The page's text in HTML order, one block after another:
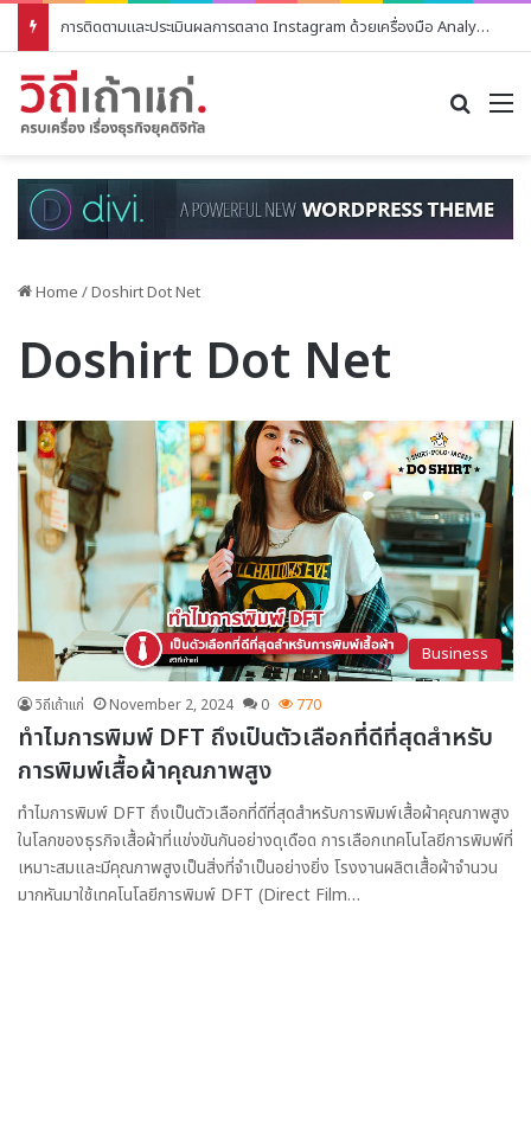
วิธีการวางแผนเนื้อหา Instagram เพื่อให้สอดคล้องกับกลุ่มเป้าหมาย
Home /Doshirt Dot Net
Doshirt Dot Net
Business
วิถีเถ้าแก่ November 2, 2024 0 770
ทำไมการพิมพ์ DFT ถึงเป็นตัวเลือกที่ดีที่สุดสำหรับ
การพิมพ์เสื้อผ้าคุณภาพสูง
ทำไมการพิมพ์ DFT ถึงเป็นตัวเลือกที่ดีที่สุดสำหรับการพิมพ์เสื้อผ้าคุณภาพสูง
ในโลกของธุรกิจเสื้อผ้าที่แข่งขันกันอย่างดุเดือด การเลือกเทคโนโลยีการพิมพ์ที่
เหมาะสมและมีคุณภาพสูงเป็นสิ่งที่จำเป็นอย่างยิ่ง โรงงานผลิตเสื้อผ้าจำนวน
มากหันมาใช้เทคโนโลยีการพิมพ์ DFT (Direct Film…